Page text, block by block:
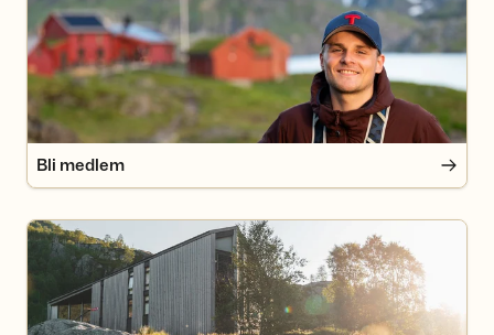
Bli medlem
Bestill en hytte